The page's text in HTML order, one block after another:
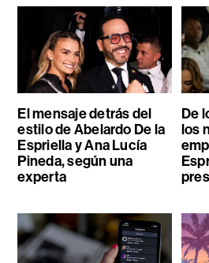
El mensaje detrás del
estilo de Abelardo De la
Espriella y Ana Lucía
Pineda, según una
experta
De
los